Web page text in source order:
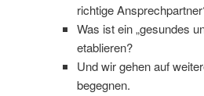
richtige
Was ist ein „gesundes
etablieren?
Und wir gehen auf
begegnen.